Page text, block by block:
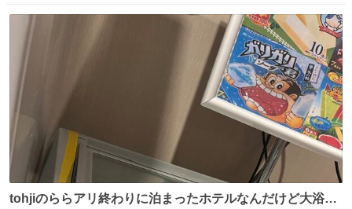
数
tohjiのららアリ終わりに泊まったホテルなんだけど大浴場